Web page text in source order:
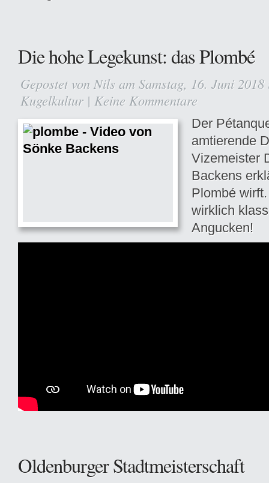
Die hohe Legekunst: das Plombé
Gepostet von Nils am Samstag, 16. Juni
Kugelkultur | Keine Kommentare
Der
amtierende
Vizemeister
Backens
Plombé
wirklich
Angucken!
Oldenburger Stadtmeisterschaft